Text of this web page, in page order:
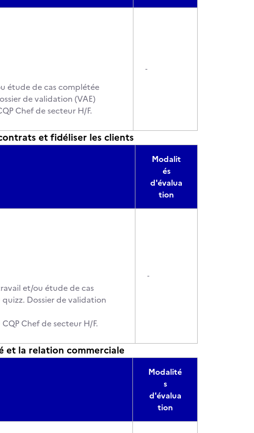
étude de cas complétée
de validation (VAE)
Chef de secteur H/F.
-
et fidéliser les clients
Modalit
és
d'évalua
tion
et/ou étude de cas
Dossier de validation
Chef de secteur H/F.
-
et la relation commerciale
Modalité
s
d'évalua
tion